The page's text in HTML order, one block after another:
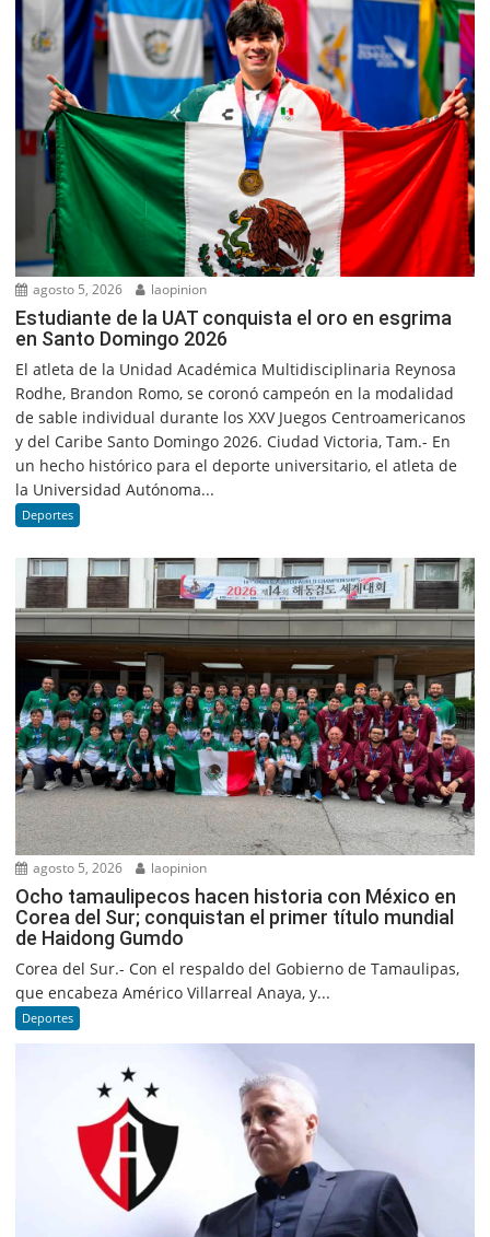
agosto 5, 2026 laopinion
Estudiante de la UAT conquista el oro en esgrima
en Santo Domingo 2026
El atleta de la Unidad Académica Multidisciplinaria Reynosa
Rodhe, Brandon Romo, se coronó campeón en la modalidad
de sable individual durante los XXV Juegos Centroamericanos
y del Caribe Santo Domingo 2026. Ciudad Victoria, Tam.- En
un hecho histórico para el deporte universitario, el atleta de
la Universidad Autónoma...
Deportes
agosto 5, 2026 laopinion
Ocho tamaulipecos hacen historia con México en
Corea del Sur; conquistan el primer título mundial
de Haidong Gumdo
Corea del Sur.- Con el respaldo del Gobierno de Tamaulipas,
que encabeza Américo Villarreal Anaya, y...
Deportes